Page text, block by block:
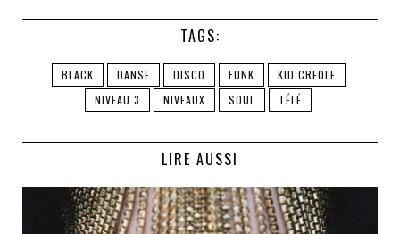
TAGS:
BLACK DANSE DISCO FUNK
KID CREOLE
NIVEAU 3
NIVEAUX SOUL TÉLÉ
LIRE AUSSI